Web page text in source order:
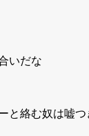
いだな
絡む奴は嘘